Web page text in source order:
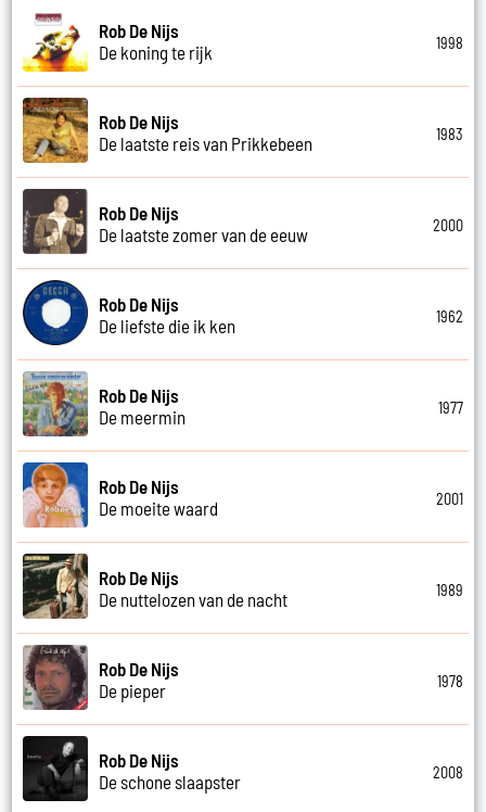
Rob De Nijs
De koning te rijk
1998
Rob De Nijs
De laatste reis van Prikkebeen
1983
Rob De Nijs
De laatste zomer van de eeuw
2000
Rob De Nijs
De liefste die ik ken
1962
Rob De Nijs
De meermin
1977
Rob De Nijs
De moeite waard
2001
Rob De Nijs
De nuttelozen van de nacht
1989
Rob De Nijs
De pieper
1978
Rob De Nijs
De schone slaapster
2008